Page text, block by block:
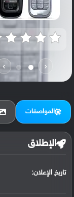
‹
›
المواصفات
الإطلاق
تاريخ الإعلان: